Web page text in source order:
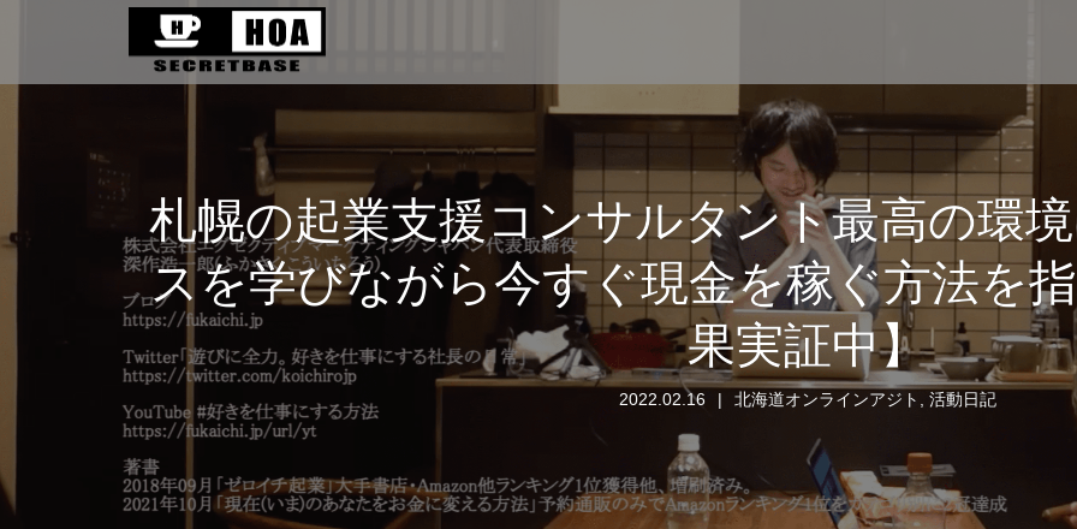
札幌の起業支援コンサルタント最高の環
スを学びながら今すぐ現金を稼ぐ方法を
果実証中】
2022.02.16 北海道オンラインアジト 活動日記